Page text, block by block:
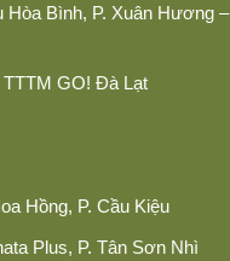
Hòa Bình, P. Xuân Hương –
GO! Đà Lạt
Hồng, P. Cầu Kiệu
Plus, P. Tân Sơn Nhì